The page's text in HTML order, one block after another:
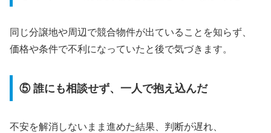
同じ分譲地や周辺で競合物件が出ていることを知らず、
価格や条件で不利になっていたと後で気づきます。
⑤ 誰にも相談せず、一人で抱え込んだ
不安を解消しないまま進めた結果、判断が遅れ、